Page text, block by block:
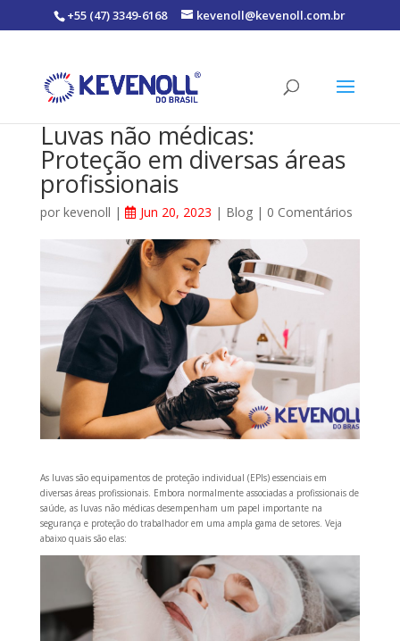
+55 (47) 3349-6168 kevenoll@kevenoll.com.br
Luvas não médicas:
Proteção em diversas áreas
profissionais
por kevenoll | Jun 20, 2023 | Blog| 0 Comentários
As luvas são equipamentos de proteção individual (EPIs) essenciais em
diversas áreas profissionais. Embora normalmente associadas a profissionais de
saúde, as luvas não médicas desempenham um papel importante na
segurança e proteção do trabalhador em uma ampla gama de setores. Veja
abaixo quais são elas: